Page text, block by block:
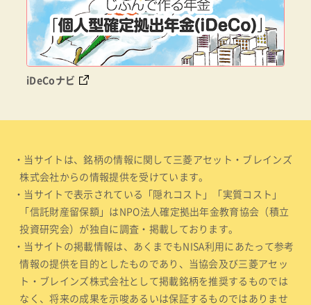
iDeCoナビ
・当サイトは、銘柄の情報に関して三菱アセット・ブレインズ
株式会社からの情報提供を受けています。
・当サイトで表示されている「隠れコスト」「実質コスト」
「信託財産留保額」はNPO法人確定拠出年金教育協会（積立
投資研究会）が独自に調査・掲載しております。
・当サイトの掲載情報は、あくまでもNISA利用にあたって参考
情報の提供を目的としたものであり、当協会及び三菱アセッ
ト・ブレインズ株式会社として掲載銘柄を推奨するものでは
なく、将来の成果を示唆あるいは保証するものではありませ